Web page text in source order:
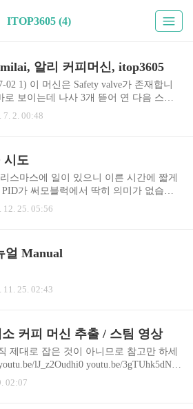
ITOP3605 (4)
알리 커피머신, itop3605
02 1) 이 머신은 Safety valve가 존재합니
로 보이는데 나사 3개 뜯어 연 다음 스프
게 누르고 다시 넣으면 11bar 고정 가능
산 제품에 IMS 샤워스크린으로 플렉스
사면 되는데 기본 제품이랑 성능 차이는
청소가 편해집니다. CI 200 IM이 순정품
품도 마찬가지 이지만 이게 헤드..
7. 2. 00:48
시도
스마스에 일이 있으니 이른 시간에 짧게
가 써모블럭에서 딱히 의미가 없습니
) 그래도 어느 정도 성능이 보여지는지
는 없지만 PID 파라미터를 계속 바꾸면
어진 온도에 대해 자체적으로 보상 동작
일러가 동작중 추가 가열된다는 것도 알
12. 25. 05:56
얼 Manual
11. 25. 02:43
커피 머신 추출 / 스팀 영상
제대로 잡은 것이 아니므로 참고만 하세
lJ_z2Oudhi0 youtu.be/3gTUhk5dN5E
있고 거품 품질은 사진을 참고해주세
02:07